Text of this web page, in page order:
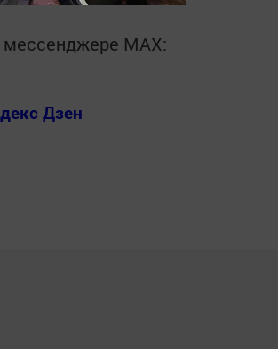
мессенджере MАХ:
Дзен